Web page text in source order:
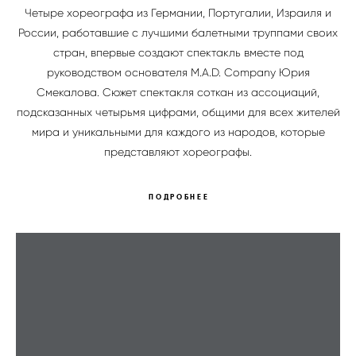
Четыре хореографа из Германии, Португалии, Израиля и
России, работавшие с лучшими балетными труппами своих
стран, впервые создают спектакль вместе под
руководством основателя M.A.D. Company Юрия
Смекалова. Сюжет спектакля соткан из ассоциаций,
подсказанных четырьмя цифрами, общими для всех жителей
мира и уникальными для каждого из народов, которые
представляют хореографы.
ПОДРОБНЕЕ